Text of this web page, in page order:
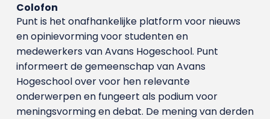
Colofon
Punt is het onafhankelijke platform voor nieuws
en opinievorming voor studenten en
medewerkers van Avans Hoge­school. Punt
informeert de gemeenschap van Avans
Hogeschool over voor hen relevante
onderwerpen en fungeert als podium voor
meningsvorming en debat. De mening van derden